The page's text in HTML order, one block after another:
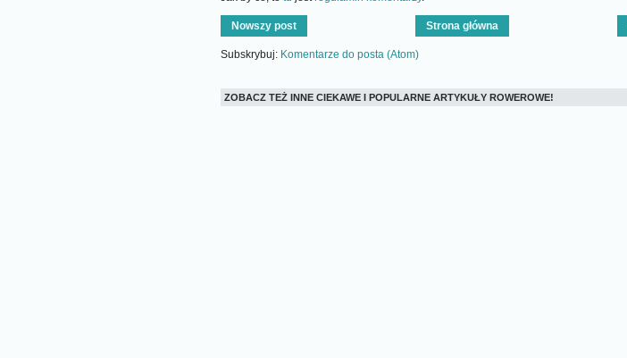
Nowszy post Strona główna
Subskrybuj: Komentarze do posta (Atom)
ZOBACZ TEŻ INNE CIEKAWE I POPULARNE ARTYKUŁY ROWEROWE!